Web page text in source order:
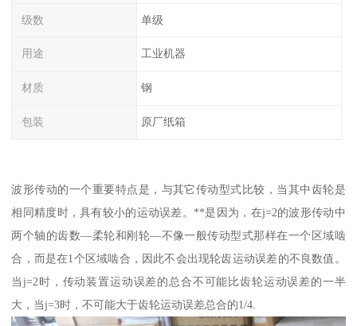
级数 单级
用途 工业机器
材质 钢
包装 原厂纸箱
波形传动的一个重要特点是，与其它传动型式比较，当其中齿轮是
相同精度时，具有较小的运动误差。**是因为，在j=2的波形传动中
两个轴的齿数—柔轮和刚轮—不像一般传动型式那样在一个区域啮
合，而是在1个区域啮合，因此不会出现轮齿运动误差的不良数值。
当j=2时，传动装置运动误差的总合不可能比齿轮运动误差的一半
大，当j=3时，不可能大于齿轮运动误差总合的1/4.